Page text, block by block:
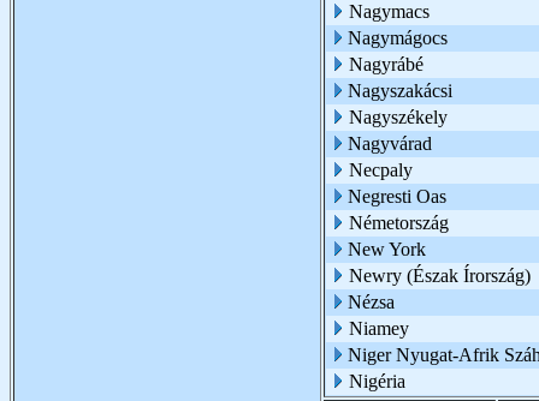
Nagymacs
Nagymágocs
Nagyrábé
Nagyszakácsi
Nagyszékely
Nagyvárad
Necpaly
Negresti Oas
Németország
New York
Newry (Észak Írország)
Nézsa
Niamey
Niger Nyugat-Afrik
Nigéria